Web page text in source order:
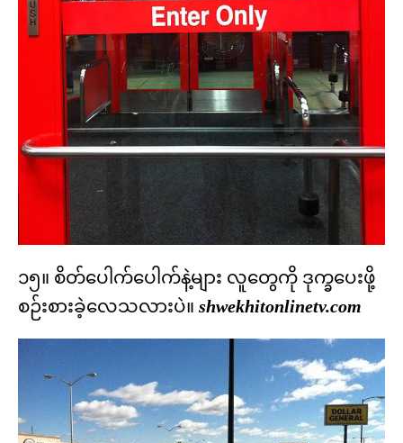
၁၅။ စိတ်ပေါက်ပေါက်နဲ့များ လူတွေကို ဒုက္ခပေးဖို့
စဉ်းစားခဲ့လေသလားပဲ။ shwekhitonlinetv.com